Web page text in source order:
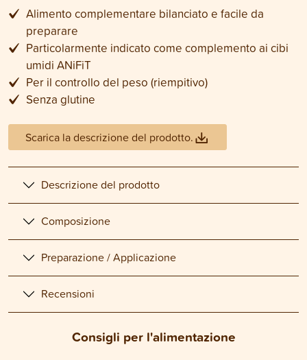
Alimento complementare bilanciato e facile da
preparare
Particolarmente indicato come complemento ai cibi
umidi ANiFiT
Per il controllo del peso (riempitivo)
Senza glutine
Scarica la descrizione del prodotto.
Descrizione del prodotto
Composizione
Preparazione / Applicazione
Recensioni
Consigli per l'alimentazione